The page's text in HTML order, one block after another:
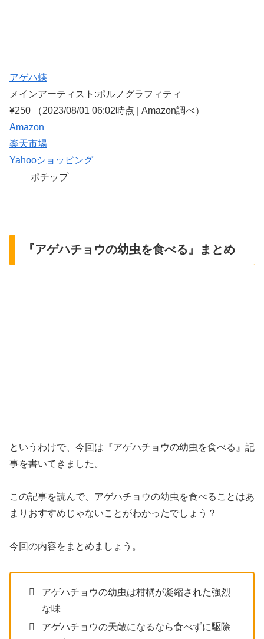
アゲハ蝶
メインアーティスト:ポルノグラフィティ
¥250
（2023/08/01 06:02時点 | Amazon調べ）
Amazon
楽天市場
Yahooショッピング
ポチップ
『アゲハチョウの幼虫を食べる』まとめ
というわけで、今回は『アゲハチョウの幼虫を食べる』記
事を書いてきました。
この記事を読んで、アゲハチョウの幼虫を食べることはあ
まりおすすめじゃないことがわかったでしょう？
今回の内容をまとめましょう。
アゲハチョウの幼虫は柑橘が凝縮された強烈
な味
アゲハチョウの天敵になるなら食べずに駆除